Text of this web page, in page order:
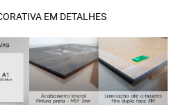
EM DETALHES